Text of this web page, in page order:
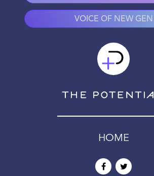
VOICE OF NEW GEN
HOME